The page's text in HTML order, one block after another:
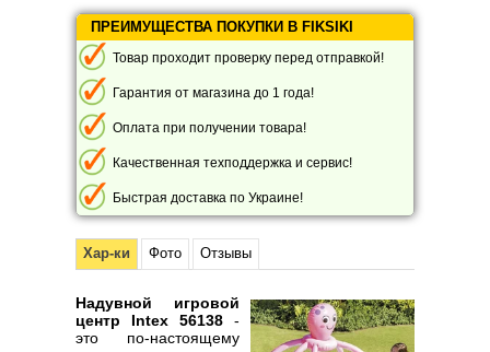
ПРЕИМУЩЕСТВА ПОКУПКИ В FIKSIKI
Товар проходит проверку перед отправкой!
Гарантия от магазина до 1 года!
Оплата при получении товара!
Качественная техподдержка и сервис!
Быстрая доставка по Украине!
Хар-ки Фото Отзывы
Надувной игровой
центр Intex 56138 -
это по-настоящему